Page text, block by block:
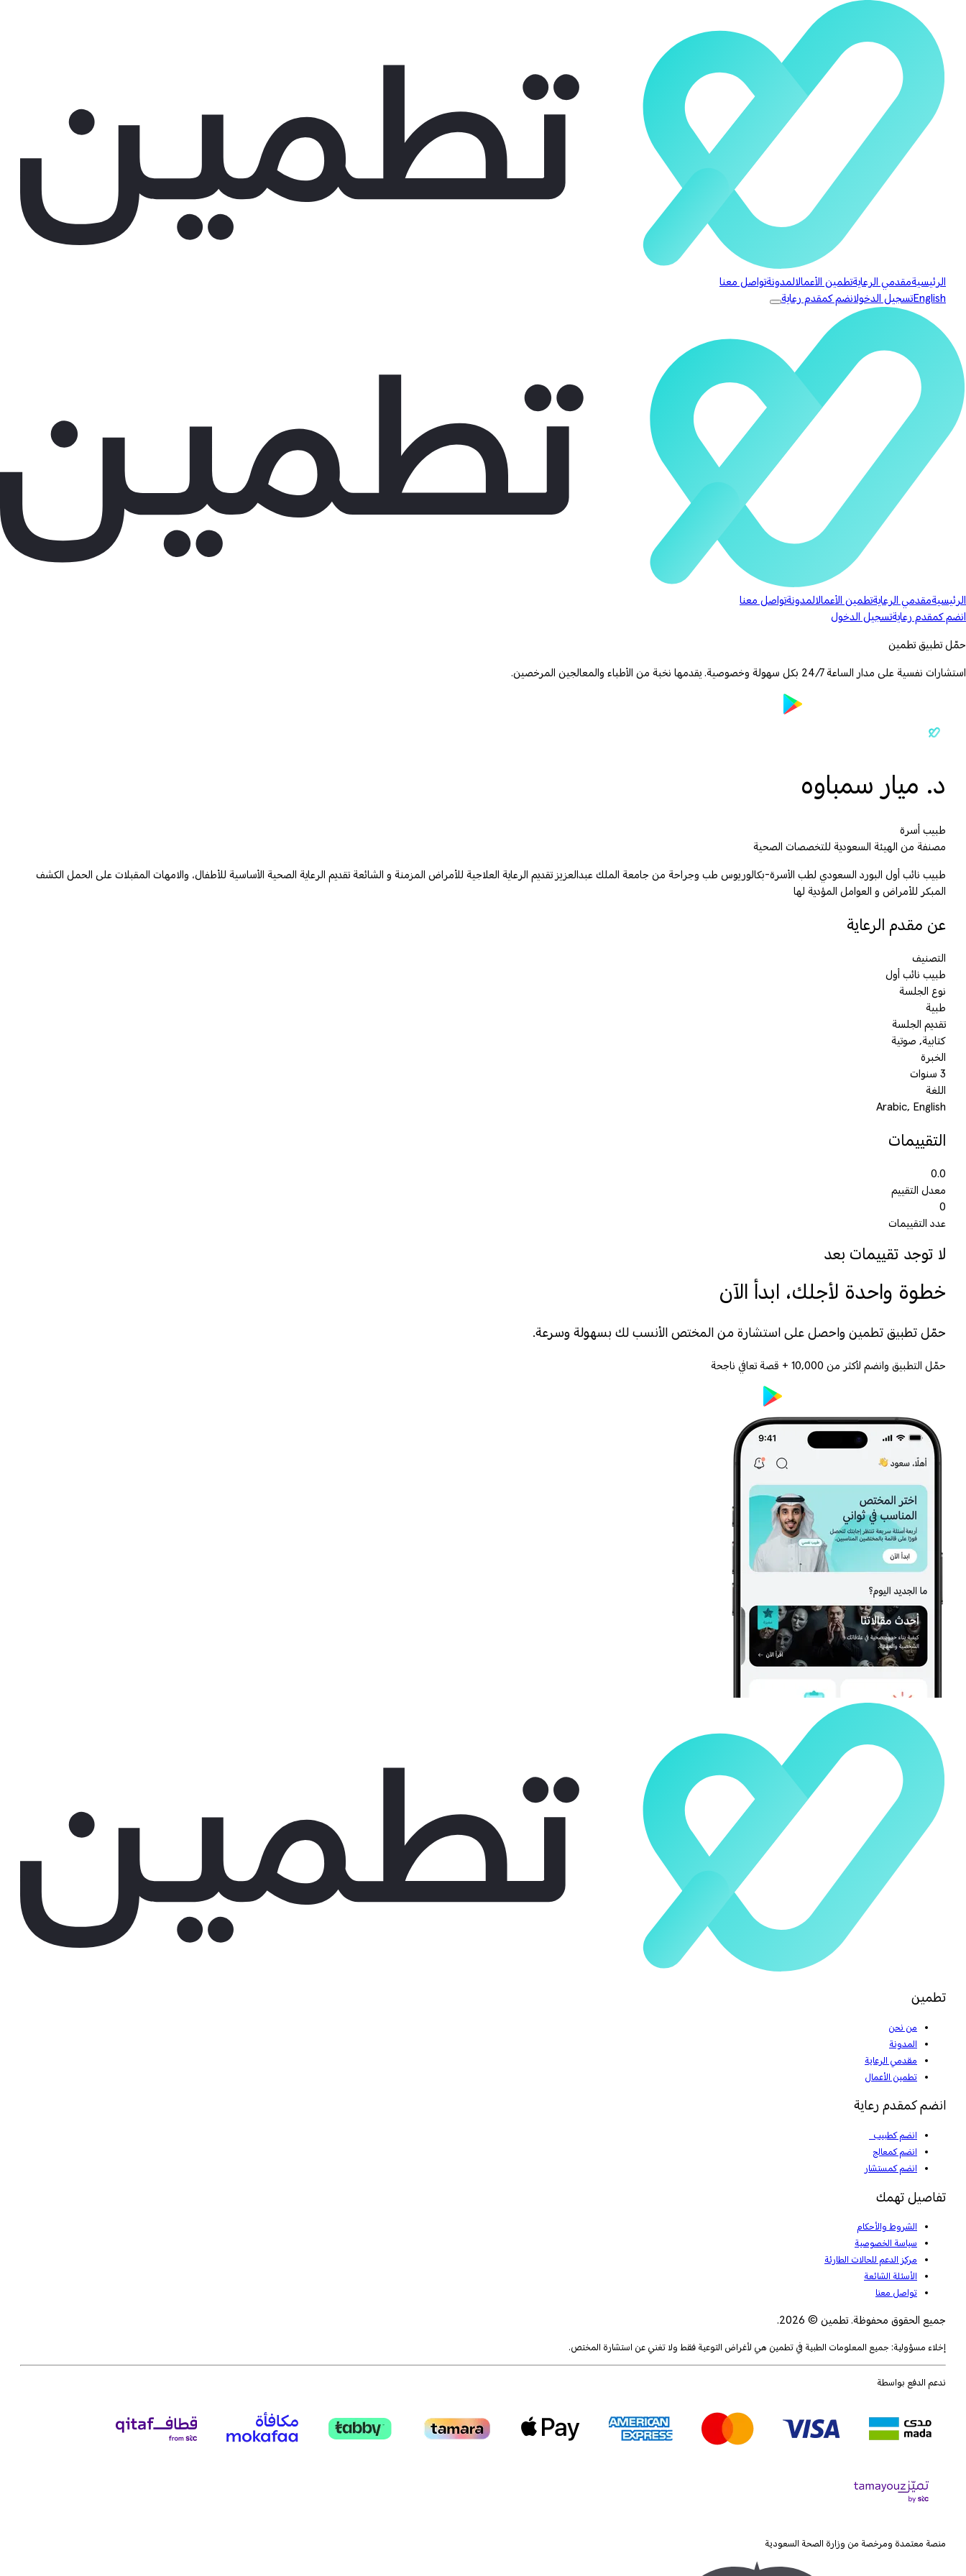
الرئيسيةمقدمي الرعايةتطمين الأعمالالمدونةتواصل معنا
English تسجيل الدخولانضم كمقدم رعاية
الرئيسيةمقدمي الرعايةتطمين الأعمالالمدونةتواصل معنا
انضم كمقدم رعايةتسجيل الدخول
حمّل تطبيق تطمين
استشارات نفسية على مدار الساعة 24/7 بكل سهولة وخصوصية. يقدمها نخبة من الأطباء والمعالجين المرخصين.
د. ميار سمباوه
طبيب أسرة
مصنفة من الهيئة السعودية للتخصصات الصحية
طبيب نائب أول البورد السعودي لطب الأسرة-بكالوريوس طب وجراحة من جامعة الملك عبدالعزيز تقديم الرعاية العلاجية للأمراض المزمنة و الشائعة تقديم الرعاية الصحية الأساسية للأطفال، والامهات المقبلات على الحمل الكشف
المبكر للأمراض و العوامل المؤدية لها
عن مقدم الرعاية
التصنيف
طبيب نائب أول
نوع الجلسة
طبية
تقديم الجلسة
كتابية, صوتية
الخبرة
3 سنوات
اللغة
Arabic, English
التقييمات
0.0
معدل التقييم
0
عدد التقييمات
لا توجد تقييمات بعد
خطوة واحدة لأجلك، ابدأ الآن
حمّل تطبيق تطمين واحصل على استشارة من المختص الأنسب لك بسهولة وسرعة.
حمّل التطبيق وانضم لأكثر من 10,000 + قصة تعافي ناجحة
تطمين
من نحن
المدونة
مقدمي الرعاية
تطمين الأعمال
انضم كمقدم رعاية
انضم كطبيب
انضم كمعالج
انضم كمستشار
تفاصيل تهمك
الشروط والأحكام
سياسة الخصوصية
مركز الدعم للحالات الطارئة
الأسئلة الشائعة
تواصل معنا
جميع الحقوق محفوظة. تطمين © 2026.
إخلاء مسؤولية: جميع المعلومات الطبية في تطمين هي لأغراض التوعية فقط ولا تغني عن استشارة المختص.
ندعم الدفع بواسطة
منصة معتمدة ومرخصة من وزارة الصحة السعودية